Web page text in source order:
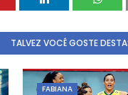
TALVEZ VOCÊ GOSTE
FABIANA